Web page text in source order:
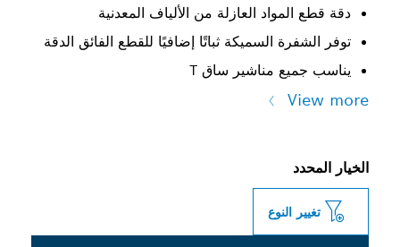
دقة قطع المواد العازلة من الألياف المعدنية
توفر الشفرة السميكة ثباتًا إضافيًا للقطع الفائق الدقة
يناسب جميع مناشير ساق T
View more
الخيار المحدد
تغيير النوع